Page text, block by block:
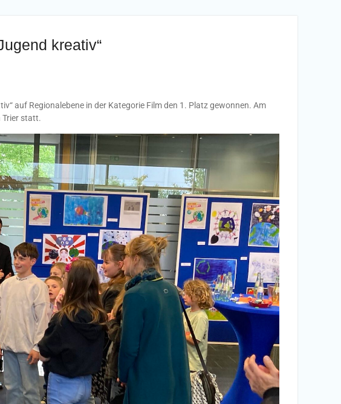
kreativ“
auf Regionalebene in der Kategorie Film den 1. Platz gewonnen. Am
Trier statt.